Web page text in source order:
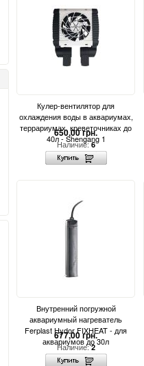
Кулер-вентилятор для
охлаждения воды в аквариумах,
террариумах, креветочниках до
40л - Shengang 1
650,00 грн.
Наличие:6
Внутренний погружной
аквариумный нагреватель
Ferplast Hydor FIXHEAT - для
аквариумов до 30л
677,00 грн.
Наличие:2